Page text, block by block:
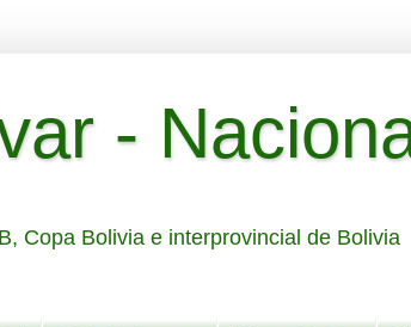
-
Copa Bolivia e interprovincial de Bolivia